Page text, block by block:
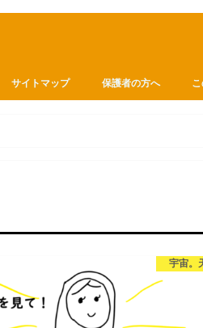
サイトマップ 保護者の方へ
宇宙。